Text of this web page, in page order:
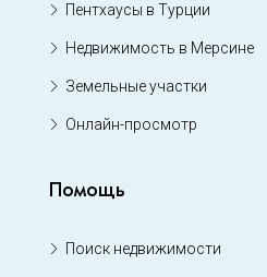
Пентхаусы в Турции
Недвижимость в Мерсине
Земельные участки
Онлайн-просмотр
Помощь
Поиск недвижимости